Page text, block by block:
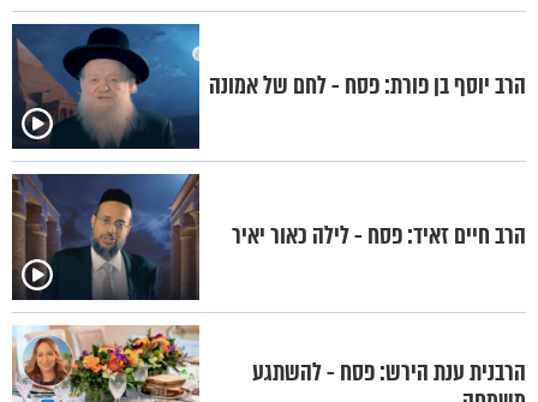
הרב יוסף בן פורת: פסח - לחם של אמונה
הרב חיים זאיד: פסח - לילה כאור יאיר
הרבנית ענת הירש: פסח - להשתגע